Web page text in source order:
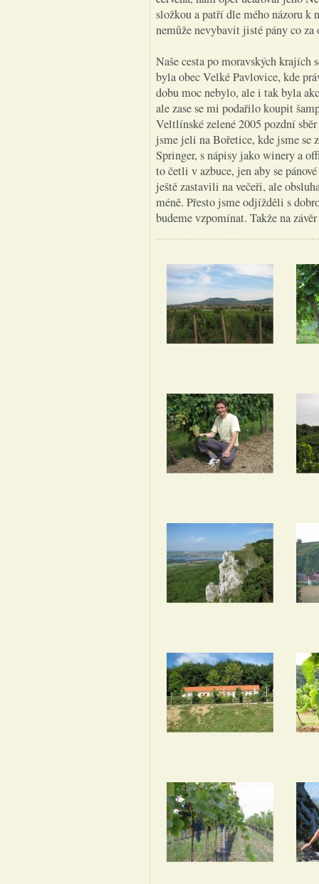
složkou a patří dle mého názoru k
nemůže nevybavit jisté pány co
Naše cesta po moravských krajích
byla obec Velké Pavlovice, kde
dobu moc nebylo, ale i tak byla
ale zase se mi podařilo koupit
Veltlínské zelené 2005 pozdní
jsme jeli na Bořetice, kde jsme se
Springer, s nápisy jako winery a
to četli v azbuce, jen aby se
ještě zastavili na večeři, ale
méně. Přesto jsme odjížděli s
budeme vzpomínat. Takže na